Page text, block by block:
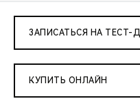
ЗАПИСАТЬСЯ НА ТЕСТ-
КУПИТЬ ОНЛАЙН